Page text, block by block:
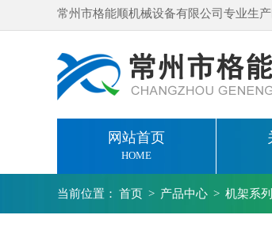
常州市格能顺机械设备有限公司专业生
网站首页
HOME
当前位置： 首页 > 产品中心 > 机架系列